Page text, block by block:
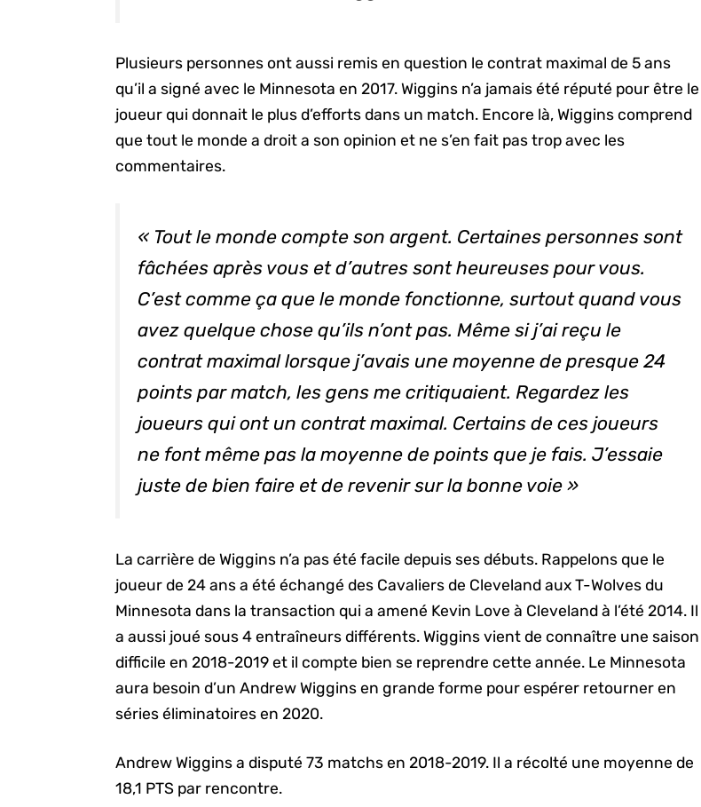
Plusieurs personnes ont aussi remis en question le contrat maximal de 5 ans
qu’il a signé avec le Minnesota en 2017. Wiggins n’a jamais été réputé pour être le
joueur qui donnait le plus d’efforts dans un match. Encore là, Wiggins comprend
que tout le monde a droit a son opinion et ne s’en fait pas trop avec les
commentaires.
« Tout le monde compte son argent. Certaines personnes sont
fâchées après vous et d’autres sont heureuses pour vous.
C’est comme ça que le monde fonctionne, surtout quand vous
avez quelque chose qu’ils n’ont pas. Même si j’ai reçu le
contrat maximal lorsque j’avais une moyenne de presque 24
points par match, les gens me critiquaient. Regardez les
joueurs qui ont un contrat maximal. Certains de ces joueurs
ne font même pas la moyenne de points que je fais. J’essaie
juste de bien faire et de revenir sur la bonne voie »
La carrière de Wiggins n’a pas été facile depuis ses débuts. Rappelons que le
joueur de 24 ans a été échangé des Cavaliers de Cleveland aux T-Wolves du
Minnesota dans la transaction qui a amené Kevin Love à Cleveland à l’été 2014. Il
a aussi joué sous 4 entraîneurs différents. Wiggins vient de connaître une saison
difficile en 2018-2019 et il compte bien se reprendre cette année. Le Minnesota
aura besoin d’un Andrew Wiggins en grande forme pour espérer retourner en
séries éliminatoires en 2020.
Andrew Wiggins a disputé 73 matchs en 2018-2019. Il a récolté une moyenne de
18,1 PTS par rencontre.